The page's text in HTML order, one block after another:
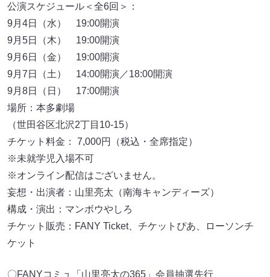
公演スケジュール＜全6回＞：
9月4日（水） 19:00開演
9月5日（木） 19:00開演
9月6日（金） 19:00開演
9月7日（土） 14:00開演／18:00開演
9月8日（日） 17:00開演
場所：本多劇場
（世田谷区北沢2丁目10-15）
チケット料金： 7,000円（税込・全席指定）
※未就学児入場不可
※オンライン配信はございません。
妄想・出演者：山里亮太（南海キャンディーズ）
構成・演出：マンボウやしろ
チケット販売：FANY Ticket、チケットぴあ、ローソンチ
ケット
〇FANYコミュ「山里亮太の365」会員抽選先行